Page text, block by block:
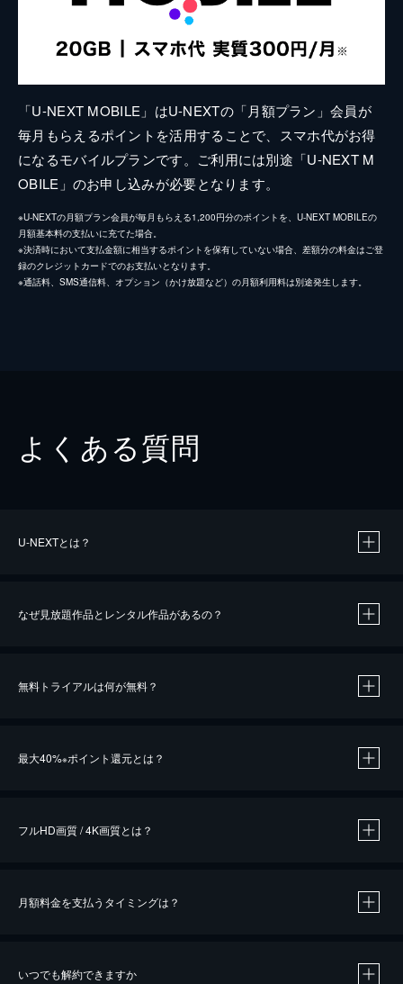
「U-NEXT MOBILE」はU-NEXTの「月額プラン」会員が
毎月もらえるポイントを活用することで、スマホ代がお得
になるモバイルプランです。ご利用には別途「U-NEXT M
OBILE」のお申し込みが必要となります。
※U-NEXTの月額プラン会員が毎月もらえる1,200円分のポイントを、U-NEXT MOBILEの
月額基本料の支払いに充てた場合。
※決済時において支払金額に相当するポイントを保有していない場合、差額分の料金はご登
録のクレジットカードでのお支払いとなります。
※通話料、SMS通信料、オプション（かけ放題など）の月額利用料は別途発生します。
よくある質問
U-NEXTとは？
なぜ見放題作品とレンタル作品があるの？
無料トライアルは何が無料？
最大40%※ポイント還元とは？
※40％ポイント還元の対象は、クレジットカード決済による作品の購入 / レンタルです。
iOSアプリのUコイン決済による作品の購入 / レンタルは、20％のポイント還元です。
フルHD画質 / 4K画質とは？
月額料金を支払うタイミングは？
いつでも解約できますか